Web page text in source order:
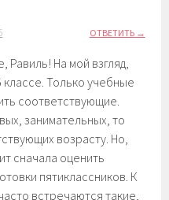
ОТВЕТИТЬ
Равиль! На мой взгляд,
Только учебные
соответствующие.
занимательных, то
возрасту. Но,
сначала оценить
пятиклассников. К
встречаются такие,